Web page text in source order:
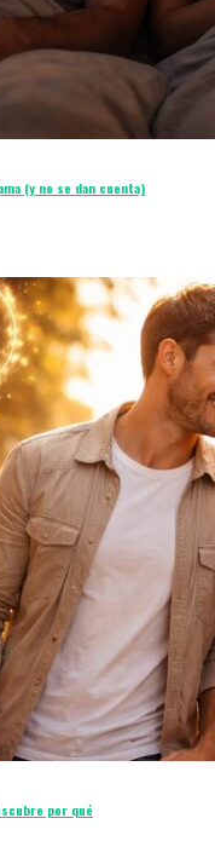
(y no se dan cuenta)
por qué